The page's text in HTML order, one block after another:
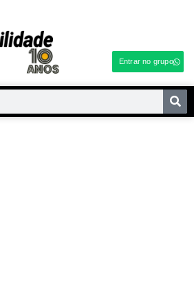
Entrar no grupo